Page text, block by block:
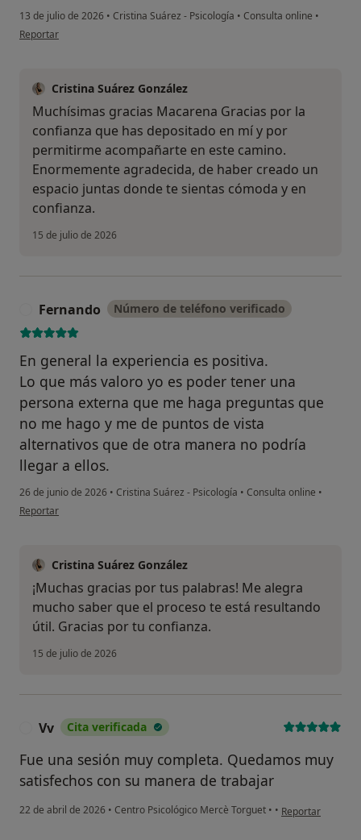
13 de julio de 2026 • Cristina Suárez - Psicología • Consulta online •
en opinión del usuario Macarena Peinado
Reportar
Cristina Suárez González
Muchísimas gracias Macarena Gracias por la
confianza que has depositado en mí y por
permitirme acompañarte en este camino.
Enormemente agradecida, de haber creado un
espacio juntas donde te sientas cómoda y en
confianza.
15 de julio de 2026
Fernando Número de teléfono verificado
En general la experiencia es positiva.
Lo que más valoro yo es poder tener una
persona externa que me haga preguntas que
no me hago y me de puntos de vista
alternativos que de otra manera no podría
llegar a ellos.
26 de junio de 2026 • Cristina Suárez - Psicología • Consulta online •
en opinión del usuario Fernando
Reportar
Cristina Suárez González
¡Muchas gracias por tus palabras! Me alegra
mucho saber que el proceso te está resultando
útil. Gracias por tu confianza.
15 de julio de 2026
Vv Cita verificada
Fue una sesión muy completa. Quedamos muy
satisfechos con su manera de trabajar
22 de abril de 2026 • Centro Psicológico Mercè Torguet • • en opinión del
Reportar